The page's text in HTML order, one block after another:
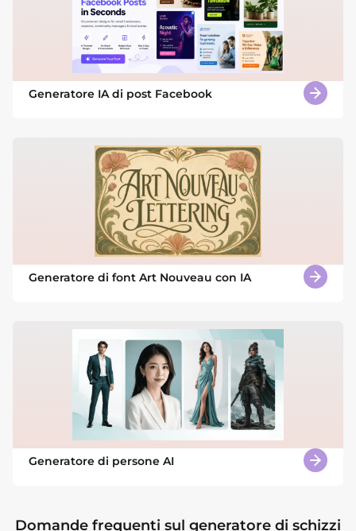
Generatore IA di post Facebook
Generatore di font Art Nouveau con IA
Generatore di persone AI
Domande frequenti sul generatore di schizzi